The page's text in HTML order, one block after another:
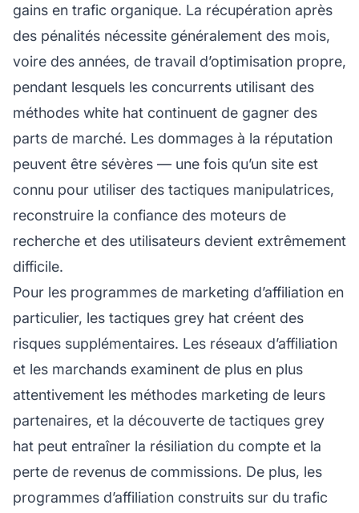
gains en trafic organique. La récupération après
des pénalités nécessite généralement des mois,
voire des années, de travail d’optimisation propre,
pendant lesquels les concurrents utilisant des
méthodes white hat continuent de gagner des
parts de marché. Les dommages à la réputation
peuvent être sévères — une fois qu’un site est
connu pour utiliser des tactiques manipulatrices,
reconstruire la confiance des moteurs de
recherche et des utilisateurs devient extrêmement
difficile.
Pour les programmes de marketing d’affiliation en
particulier, les tactiques grey hat créent des
risques supplémentaires. Les réseaux d’affiliation
et les marchands examinent de plus en plus
attentivement les méthodes marketing de leurs
partenaires, et la découverte de tactiques grey
hat peut entraîner la résiliation du compte et la
perte de revenus de commissions. De plus, les
programmes d’affiliation construits sur du trafic